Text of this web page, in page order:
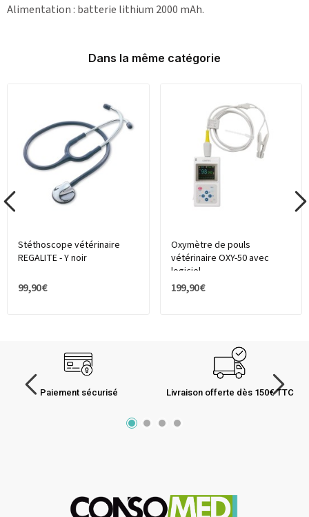
Alimentation : batterie lithium 2000 mAh.
Dans la même catégorie
Stéthoscope vétérinaire
REGALITE - Y noir
99,90 €
Oxymètre de pouls
vétérinaire OXY-50 avec
logiciel
199,90 €
Paiement sécurisé Livraison offerte dès 150€ TTC